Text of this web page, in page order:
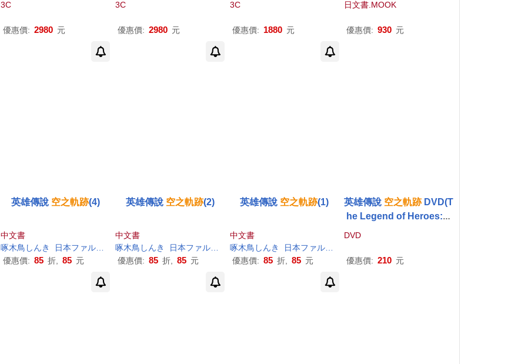
3C
優惠價: 2980 元
3C
優惠價: 2980 元
3C
優惠價: 1880 元
日文書.MOOK
優惠價: 930 元
江昱霖
英雄傳說 空之軌跡(4)
中文書
啄木鳥しんき
日本ファルコム
江昱霖
優惠價: 85 折, 85 元
英雄傳說 空之軌跡(2)
中文書
啄木鳥しんき
日本ファルコム
江昱霖
優惠價: 85 折, 85 元
英雄傳說 空之軌跡(1)
中文書
啄木鳥しんき
日本ファルコム
優惠價: 85 折, 85 元
英雄傳說 空之軌跡DVD(T
he Legend of Heroes:Tr
DVD
優惠價: 210 元